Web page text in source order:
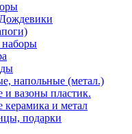
наборы
напольные (метал.)
вазоны пластик.
и метал
подарки